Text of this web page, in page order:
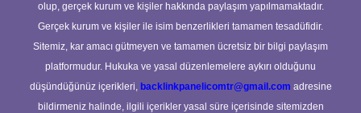
olup, gerçek kurum ve kişiler hakkında paylaşım yapılmamaktadır.
Gerçek kurum ve kişiler ile isim benzerlikleri tamamen tesadüfidir.
Sitemiz, kar amacı gütmeyen ve tamamen ücretsiz bir bilgi paylaşım
platformudur. Hukuka ve yasal düzenlemelere aykırı olduğunu
düşündüğünüz içerikleri, backlinkpanelicomtr@gmail.com adresine
bildirmeniz halinde, ilgili içerikler yasal süre içerisinde sitemizden